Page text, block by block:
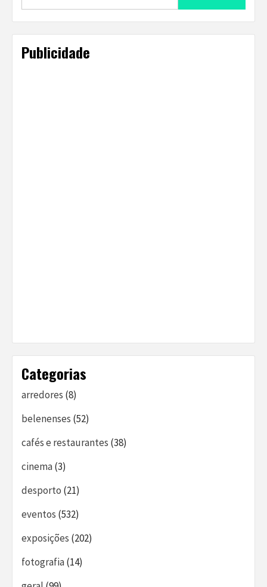
Publicidade
Categorias
arredores (8)
belenenses (52)
cafés e restaurantes (38)
cinema(3)
desporto (21)
eventos (532)
exposições (202)
fotografia(14)